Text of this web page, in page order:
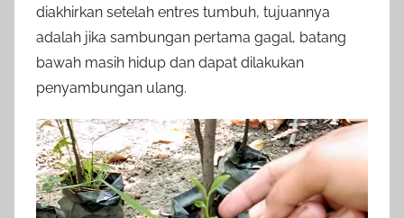
diakhirkan setelah entres tumbuh, tujuannya
adalah jika sambungan pertama gagal, batang
bawah masih hidup dan dapat dilakukan
penyambungan ulang.